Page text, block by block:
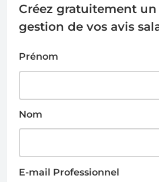
Créez gratuitement
gestion de vos avis
Prénom
Nom
E-mail Professionnel